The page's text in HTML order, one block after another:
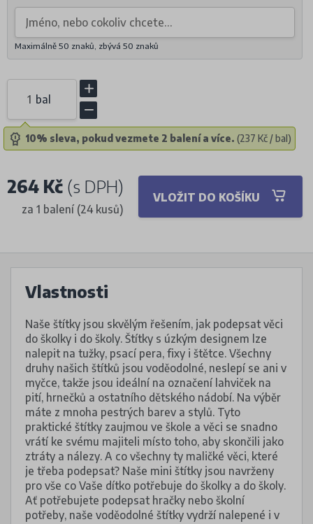
Maximálně 50 znaků, zbývá 50 znaků
bal
10% sleva, pokud vezmete 2 balení a více. (237 Kč / bal)
264 Kč (s DPH)
za 1 balení (24 kusů)
VLOŽIT DO KOŠÍKU
Vlastnosti
Naše štítky jsou skvělým řešením, jak podepsat věci
do školky i do školy. Štítky s úzkým designem lze
nalepit na tužky, psací pera, fixy i štětce. Všechny
druhy našich štítků jsou voděodolné, neslepí se ani v
myčce, takže jsou ideální na označení lahviček na
pití, hrnečků a ostatního dětského nádobí. Na výběr
máte z mnoha pestrých barev a stylů. Tyto
praktické štítky zaujmou ve škole a věci se snadno
vrátí ke svému majiteli místo toho, aby skončili jako
ztráty a nálezy. A co všechny ty maličké věci, které
je třeba podepsat? Naše mini štítky jsou navrženy
pro vše co Vaše dítko potřebuje do školky a do školy.
Ať potřebujete podepsat hračky nebo školní
potřeby, naše voděodolné štítky vydrží nalepené i v